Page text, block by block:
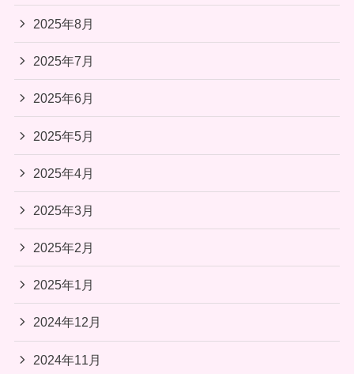
2025年8月
2025年7月
2025年6月
2025年5月
2025年4月
2025年3月
2025年2月
2025年1月
2024年12月
2024年11月